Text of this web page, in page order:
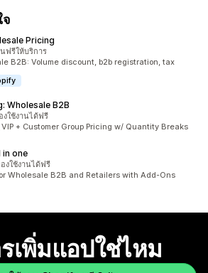
Pricing
ฟรีให้บริการ
B2B: Volume discount, b2b registration, tax
Wholesale B2B
งใช้งานได้ฟรี
+ Customer Group Pricing w/ Quantity Breaks
in one
งใช้งานได้ฟรี
Wholesale B2B and Retailers with Add-Ons
เพิ่มแอปใช่ไหม